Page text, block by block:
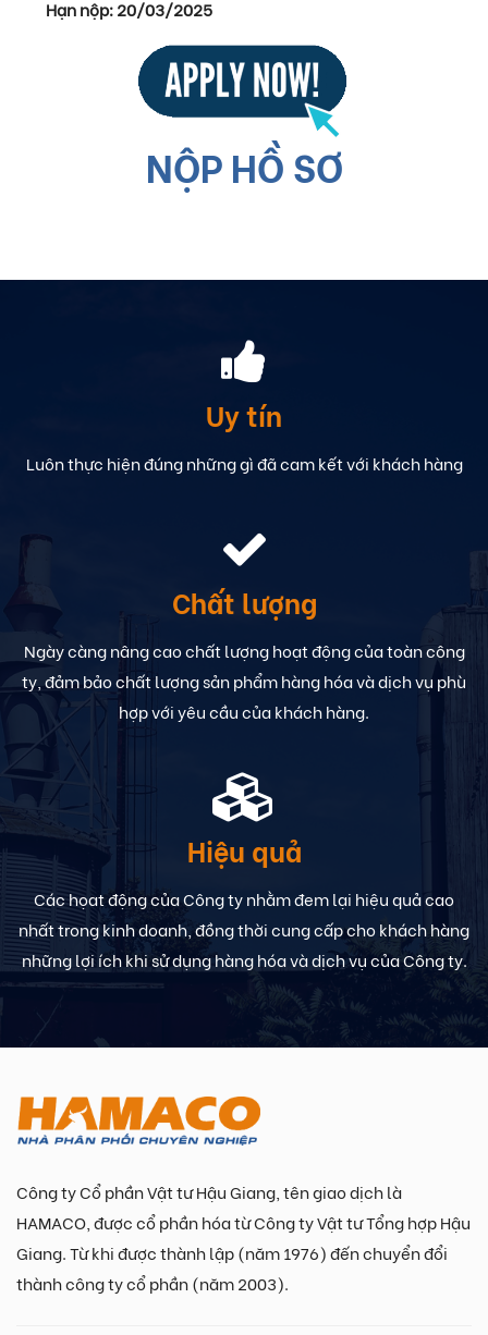
Hạn nộp: 20/03/2025
NỘP HỒ SƠ
Uy tín
Luôn thực hiện đúng những gì đã cam kết với khách hàng
Chất lượng
Ngày càng nâng cao chất lượng hoạt động của toàn công
ty, đảm bảo chất lượng sản phẩm hàng hóa và dịch vụ phù
hợp với yêu cầu của khách hàng.
Hiệu quả
Các họat động của Công ty nhằm đem lại hiệu quả cao
nhất trong kinh doanh, đồng thời cung cấp cho khách hàng
những lợi ích khi sử dụng hàng hóa và dịch vụ của Công ty.
Công ty Cổ phần Vật tư Hậu Giang, tên giao dịch là
HAMACO, được cổ phần hóa từ Công ty Vật tư Tổng hợp Hậu
Giang. Từ khi được thành lập (năm 1976) đến chuyển đổi
thành công ty cổ phần (năm 2003).